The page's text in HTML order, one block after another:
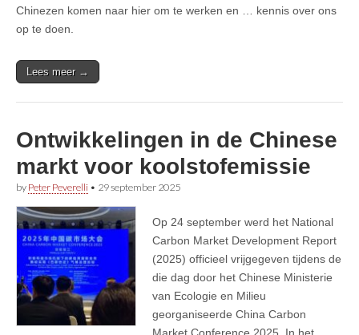
Chinezen komen naar hier om te werken en … kennis over ons
op te doen.
Lees meer →
Ontwikkelingen in de Chinese
markt voor koolstofemissie
by Peter Peverelli • 29 september 2025
Op 24 september werd het National
Carbon Market Development Report
(2025) officieel vrijgegeven tijdens de
die dag door het Chinese Ministerie
van Ecologie en Milieu
georganiseerde China Carbon
Market Conference 2025. In het